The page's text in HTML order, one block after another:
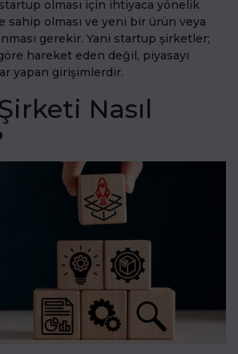
olması için ihtiyaca yönelik
sahip olması ve yeni bir ürün veya
gerekir. Yani startup şirketler;
hareket eden değil, piyasayı
yapan girişimlerdir.
Nasıl